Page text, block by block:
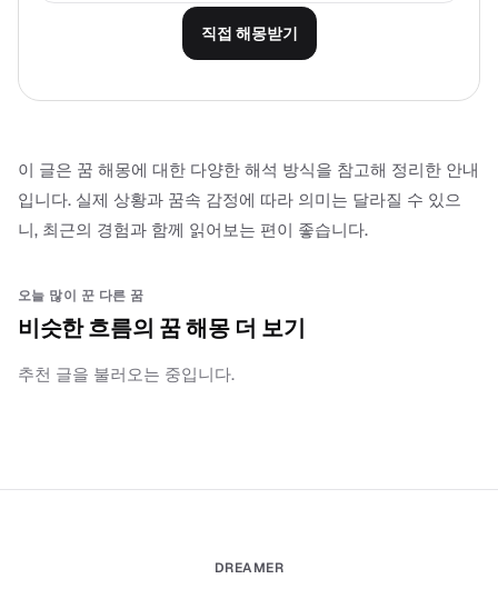
직접 해몽받기
이 글은 꿈 해몽에 대한 다양한 해석 방식을 참고해 정리한 안내
입니다. 실제 상황과 꿈속 감정에 따라 의미는 달라질 수 있으
니, 최근의 경험과 함께 읽어보는 편이 좋습니다.
오늘 많이 꾼 다른 꿈
비슷한 흐름의 꿈 해몽 더 보기
추천 글을 불러오는 중입니다.
DREAMER